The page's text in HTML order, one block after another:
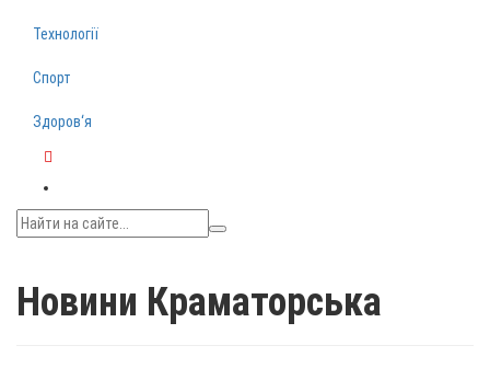
Технології
Спорт
Здоров‘я
Новини Краматорська